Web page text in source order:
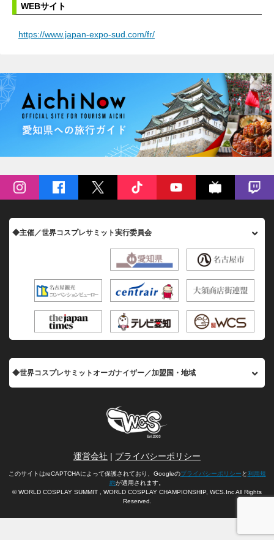
WEBサイト
https://www.japan-expo-sud.com/fr/
◆主催／世界コスプレサミット実行委員会
◆世界コスプレサミットオーガナイザー／加盟国・地域
運営会社 | プライバシーポリシー
このサイトはreCAPTCHAによって保護されており、Googleのプライバシーポリシーと利用規
約が適用されます。
© WORLD COSPLAY SUMMIT , WORLD COSPLAY CHAMPIONSHIP, WCS.Inc All Rights
Reserved.